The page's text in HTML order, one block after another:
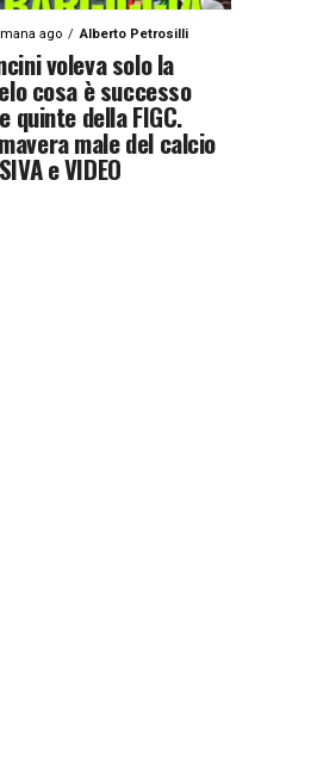
ago Alberto Petrosilli
voleva solo la
cosa è successo
quinte della FIGC.
male del calcio
e VIDEO